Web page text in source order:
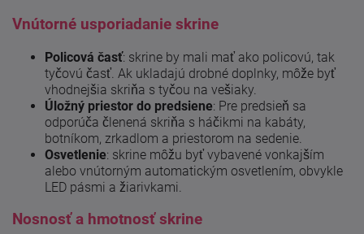
Vnútorné usporiadanie skrine
Policová časť: skrine by mali mať ako policovú, tak
tyčovú časť. Ak ukladajú drobné doplnky, môže byť
vhodnejšia skriňa s tyčou na vešiaky.
Úložný priestor do predsiene: Pre predsieň sa
odporúča členená skriňa s háčikmi na kabáty,
botníkom, zrkadlom a priestorom na sedenie.
Osvetlenie: skrine môžu byť vybavené vonkajším
alebo vnútorným automatickým osvetlením, obvykle
LED pásmi a žiarivkami.
Nosnosť a hmotnosť skrine